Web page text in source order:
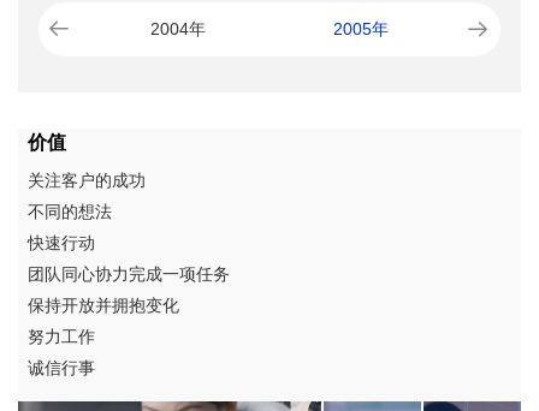
2004年 2005年
价值
关注客户的成功
不同的想法
快速行动
团队同心协力完成一项任务
保持开放并拥抱变化
努力工作
诚信行事